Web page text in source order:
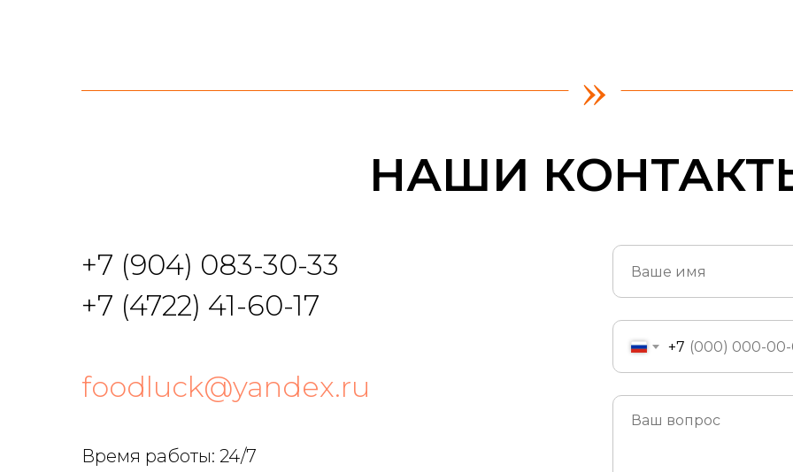
»
НАШИ
+7 (904) 083-30-33
+7 (4722) 41-60-17
foodluck@yandex.ru
Время работы: 24/7
+7